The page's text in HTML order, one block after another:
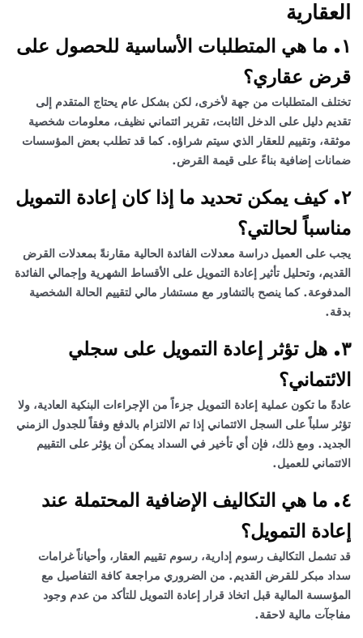
العقارية
١. ما هي المتطلبات الأساسية للحصول على
قرض عقاري؟
تختلف المتطلبات من جهة لأخرى، لكن بشكل عام يحتاج المتقدم إلى
تقديم دليل على الدخل الثابت، تقرير ائتماني نظيف، معلومات شخصية
موثقة، وتقييم للعقار الذي سيتم شراؤه. كما قد تطلب بعض المؤسسات
ضمانات إضافية بناءً على قيمة القرض.
٢. كيف يمكن تحديد ما إذا كان إعادة التمويل
مناسباً لحالتي؟
يجب على العميل دراسة معدلات الفائدة الحالية مقارنةً بمعدلات القرض
القديم، وتحليل تأثير إعادة التمويل على الأقساط الشهرية وإجمالي الفائدة
المدفوعة. كما ينصح بالتشاور مع مستشار مالي لتقييم الحالة الشخصية
بدقة.
٣. هل تؤثر إعادة التمويل على سجلي
الائتماني؟
عادةً ما تكون عملية إعادة التمويل جزءاً من الإجراءات البنكية العادية، ولا
تؤثر سلباً على السجل الائتماني إذا تم الالتزام بالدفع وفقاً للجدول الزمني
الجديد. ومع ذلك، فإن أي تأخير في السداد يمكن أن يؤثر على التقييم
الائتماني للعميل.
٤. ما هي التكاليف الإضافية المحتملة عند
إعادة التمويل؟
قد تشمل التكاليف رسوم إدارية، رسوم تقييم العقار، وأحياناً غرامات
سداد مبكر للقرض القديم. من الضروري مراجعة كافة التفاصيل مع
المؤسسة المالية قبل اتخاذ قرار إعادة التمويل للتأكد من عدم وجود
مفاجآت مالية لاحقة.